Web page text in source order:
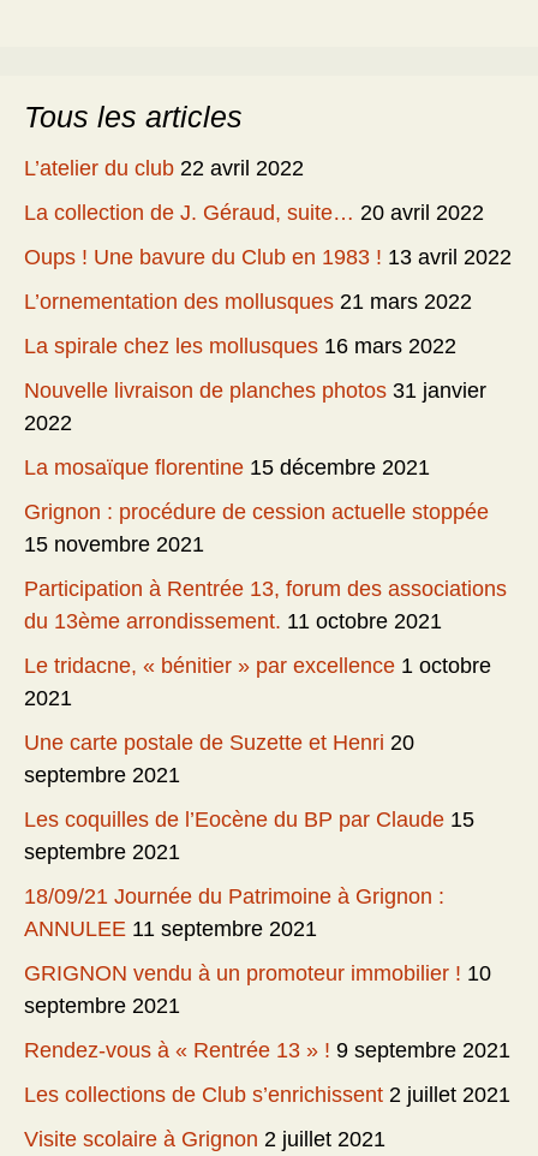
Tous les articles
L’atelier du club 22 avril 2022
La collection de J. Géraud, suite… 20 avril 2022
Oups ! Une bavure du Club en 1983 ! 13 avril 2022
L’ornementation des mollusques 21 mars 2022
La spirale chez les mollusques 16 mars 2022
Nouvelle livraison de planches photos 31 janvier
2022
La mosaïque florentine 15 décembre 2021
Grignon : procédure de cession actuelle stoppée
15 novembre 2021
Participation à Rentrée 13, forum des associations
du 13ème arrondissement. 11 octobre 2021
Le tridacne, « bénitier » par excellence 1 octobre
2021
Une carte postale de Suzette et Henri 20
septembre 2021
Les coquilles de l’Eocène du BP par Claude 15
septembre 2021
18/09/21 Journée du Patrimoine à Grignon :
ANNULEE 11 septembre 2021
GRIGNON vendu à un promoteur immobilier ! 10
septembre 2021
Rendez-vous à « Rentrée 13 » ! 9 septembre 2021
Les collections de Club s’enrichissent 2 juillet 2021
Visite scolaire à Grignon 2 juillet 2021